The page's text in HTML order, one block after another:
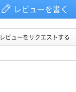
レビューを書く
レビューをリクエストする